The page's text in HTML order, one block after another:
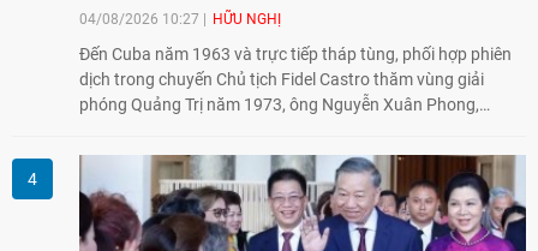
04/08/2026 10:27 HỮU NGHỊ
Đến Cuba năm 1963 và trực tiếp tháp tùng, phối hợp phiên
dịch trong chuyến Chủ tịch Fidel Castro thăm vùng giải
phóng Quảng Trị năm 1973, ông Nguyễn Xuân Phong,
hình ảnh không phai về người bạn lớn thủy chung, tận tụy
của nhân dân Việt Nam.